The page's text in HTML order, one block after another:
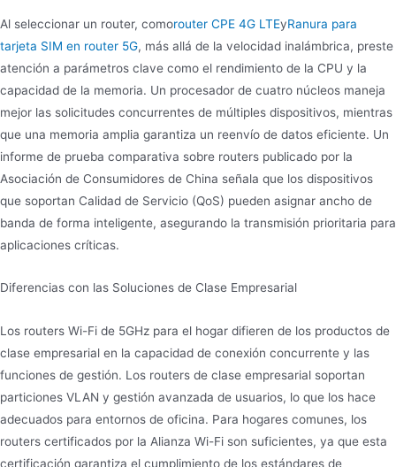
Al seleccionar un router, comorouter CPE 4G LTEyRanura para
tarjeta SIM en router 5G, más allá de la velocidad inalámbrica, preste
atención a parámetros clave como el rendimiento de la CPU y la
capacidad de la memoria. Un procesador de cuatro núcleos maneja
mejor las solicitudes concurrentes de múltiples dispositivos, mientras
que una memoria amplia garantiza un reenvío de datos eficiente. Un
informe de prueba comparativa sobre routers publicado por la
Asociación de Consumidores de China señala que los dispositivos
que soportan Calidad de Servicio (QoS) pueden asignar ancho de
banda de forma inteligente, asegurando la transmisión prioritaria para
aplicaciones críticas.
Diferencias con las Soluciones de Clase Empresarial
Los routers Wi-Fi de 5GHz para el hogar difieren de los productos de
clase empresarial en la capacidad de conexión concurrente y las
funciones de gestión. Los routers de clase empresarial soportan
particiones VLAN y gestión avanzada de usuarios, lo que los hace
adecuados para entornos de oficina. Para hogares comunes, los
routers certificados por la Alianza Wi-Fi son suficientes, ya que esta
certificación garantiza el cumplimiento de los estándares de